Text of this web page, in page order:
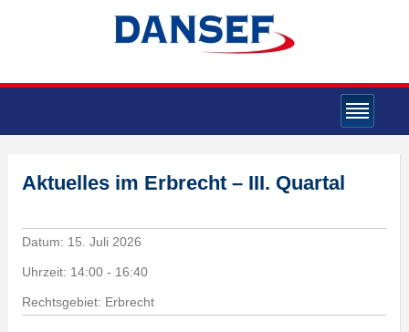
Aktuelles im Erbrecht – III. Quartal
Datum: 15. Juli 2026
Uhrzeit: 14:00 - 16:40
Rechtsgebiet: Erbrecht